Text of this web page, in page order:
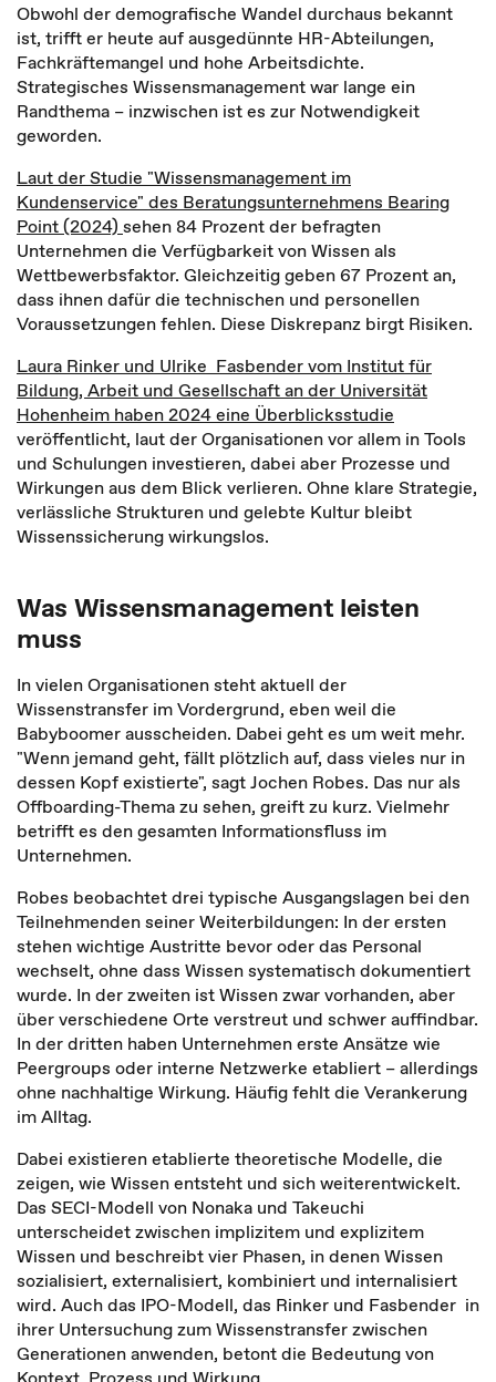
Obwohl der demografische Wandel durchaus bekannt
ist, trifft er heute auf ausgedünnte HR-Abteilungen,
Fachkräftemangel und hohe Arbeitsdichte.
Strategisches Wissensmanagement war lange ein
Randthema – inzwischen ist es zur Notwendigkeit
geworden.
Laut der Studie "Wissensmanagement im
Kundenservice" des Beratungsunternehmens Bearing
Point (2024) sehen 84 Prozent der befragten
Unternehmen die Verfügbarkeit von Wissen als
Wettbewerbsfaktor. Gleichzeitig geben 67 Prozent an,
dass ihnen dafür die technischen und personellen
Voraussetzungen fehlen. Diese Diskrepanz birgt Risiken.
Laura Rinker und Ulrike Fasbender vom Institut für
Bildung, Arbeit und Gesellschaft an der Universität
Hohenheim haben 2024 eine Überblicksstudie
veröffentlicht, laut der Organisationen vor allem in Tools
und Schulungen investieren, dabei aber Prozesse und
Wirkungen aus dem Blick verlieren. Ohne klare Strategie,
verlässliche Strukturen und gelebte Kultur bleibt
Wissenssicherung wirkungslos.
Was Wissensmanagement leisten
muss
In vielen Organisationen steht aktuell der
Wissenstransfer im Vordergrund, eben weil die
Babyboomer ausscheiden. Dabei geht es um weit mehr.
"Wenn jemand geht, fällt plötzlich auf, dass vieles nur in
dessen Kopf existierte", sagt Jochen Robes. Das nur als
Offboarding-Thema zu sehen, greift zu kurz. Vielmehr
betrifft es den gesamten Informationsfluss im
Unternehmen.
Robes beobachtet drei typische Ausgangslagen bei den
Teilnehmenden seiner Weiterbildungen: In der ersten
stehen wichtige Austritte bevor oder das Personal
wechselt, ohne dass Wissen systematisch dokumentiert
wurde. In der zweiten ist Wissen zwar vorhanden, aber
über verschiedene Orte verstreut und schwer auffindbar.
In der dritten haben Unternehmen erste Ansätze wie
Peergroups oder interne Netzwerke etabliert – allerdings
ohne nachhaltige Wirkung. Häufig fehlt die Verankerung
im Alltag.
Dabei existieren etablierte theoretische Modelle, die
zeigen, wie Wissen entsteht und sich weiterentwickelt.
Das SECI-Modell von Nonaka und Takeuchi
unterscheidet zwischen implizitem und explizitem
Wissen und beschreibt vier Phasen, in denen Wissen
sozialisiert, externalisiert, kombiniert und internalisiert
wird. Auch das IPO-Modell, das Rinker und Fasbender in
ihrer Untersuchung zum Wissenstransfer zwischen
Generationen anwenden, betont die Bedeutung von